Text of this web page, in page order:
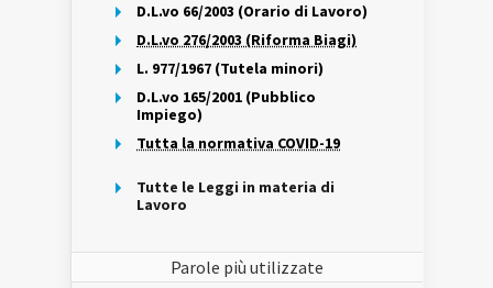
D.L.vo 66/2003 (Orario di Lavoro)
D.L.vo 276/2003 (Riforma Biagi)
L. 977/1967 (Tutela minori)
D.L.vo 165/2001 (Pubblico
Impiego)
Tutta la normativa COVID-19
Tutte le Leggi in materia di
Lavoro
Parole più utilizzate